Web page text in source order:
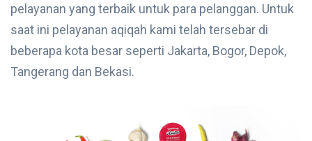
pelayanan yang terbaik untuk para pelanggan. Untuk
saat ini pelayanan aqiqah kami telah tersebar di
beberapa kota besar seperti Jakarta, Bogor, Depok,
Tangerang dan Bekasi.